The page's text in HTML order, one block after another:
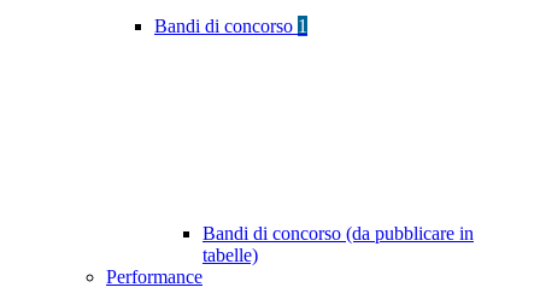
Bandi di concorso 1
Bandi di concorso (da pubblicare in
tabelle)
Performance